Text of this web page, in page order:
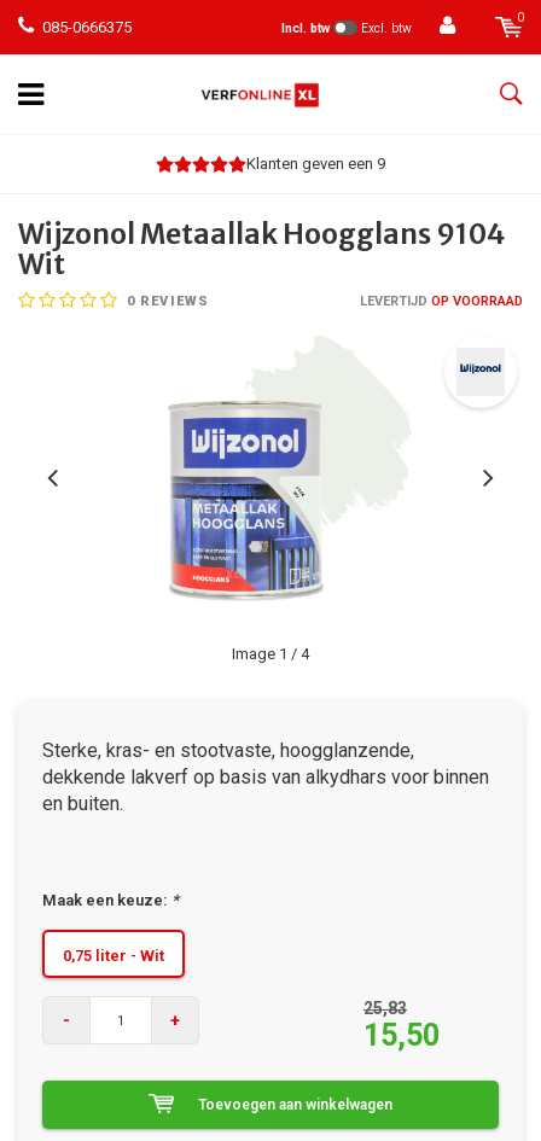
085-0666375 Incl. btw Excl. btw
0
Klanten geven een 9
Wijzonol Metaallak Hoogglans 9104
Wit
0 REVIEWS LEVERTIJD OP VOORRAAD
Image 1 / 4
Sterke, kras- en stootvaste, hoogglanzende,
dekkende lakverf op basis van alkydhars voor binnen
en buiten.
Maak een keuze: *
0,75 liter - Wit
- +
25,83
15,50
Toevoegen aan winkelwagen